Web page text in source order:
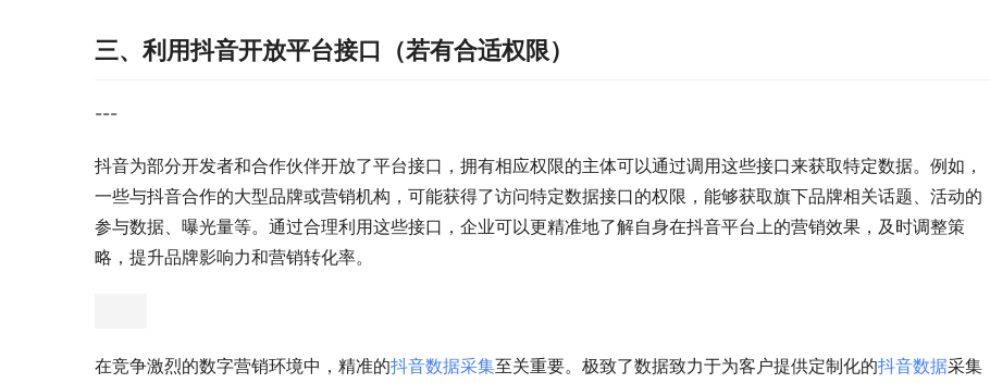
三、利用抖音开放平台接口（若有合适权限）
---
抖音为部分开发者和合作伙伴开放了平台接口，拥有相应权限的主体可以通过调用这些接口来获取特定数据。例如，
一些与抖音合作的大型品牌或营销机构，可能获得了访问特定数据接口的权限，能够获取旗下品牌相关话题、活动的
参与数据、曝光量等。通过合理利用这些接口，企业可以更精准地了解自身在抖音平台上的营销效果，及时调整策
略，提升品牌影响力和营销转化率。
在竞争激烈的数字营销环境中，精准的抖音数据采集至关重要。极致了数据致力于为客户提供定制化的抖音数据采集